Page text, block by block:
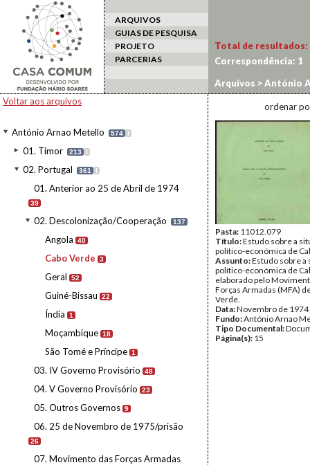
ARQUIVOS
GUIAS DE PESQUISA
PROJETO
PARCERIAS
Voltar aos arquivos
António Arnao Metello 574 I
01. Timor 213 I
02. Portugal 361 I
01. Anterior ao 25 de Abril de 1974
39
02. Descolonização/Cooperação 137
Angola 40
Cabo Verde 3
Geral 52
Guiné-Bissau 22
Índia 1
Moçambique 18
São Tomé e Príncipe 1
03. IV Governo Provisório 48
04. V Governo Provisório 23
05. Outros Governos 9
06. 25 de Novembro de 1975/prisão
26
07. Movimento das Forças Armadas
Total de resultados:
Correspondência: 1
Arquivos >António
ordenar
Pasta: 11012.079
Título:Estudo sobre a
político-económica de
Assunto:Estudo sobre a
político-económica de
elaborado pelo
Forças Armadas (MFA)
Verde.
Data:Novembro de 1974
Fundo:António Arnao
Tipo Documental:
Página(s): 15